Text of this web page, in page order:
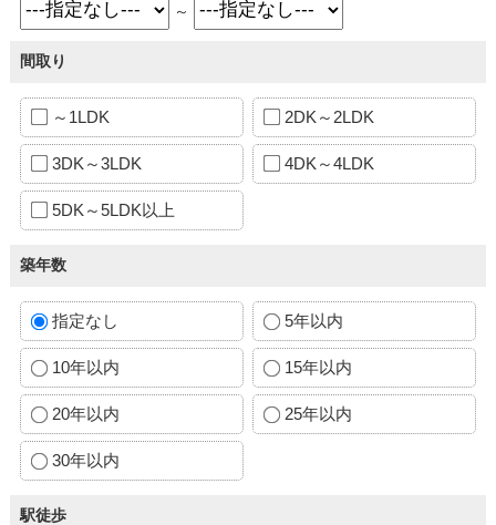
～
間取り
～1LDK 2DK～2LDK
3DK～3LDK 4DK～4LDK
5DK～5LDK以上
築年数
指定なし 5年以内
10年以内 15年以内
20年以内 25年以内
30年以内
駅徒歩